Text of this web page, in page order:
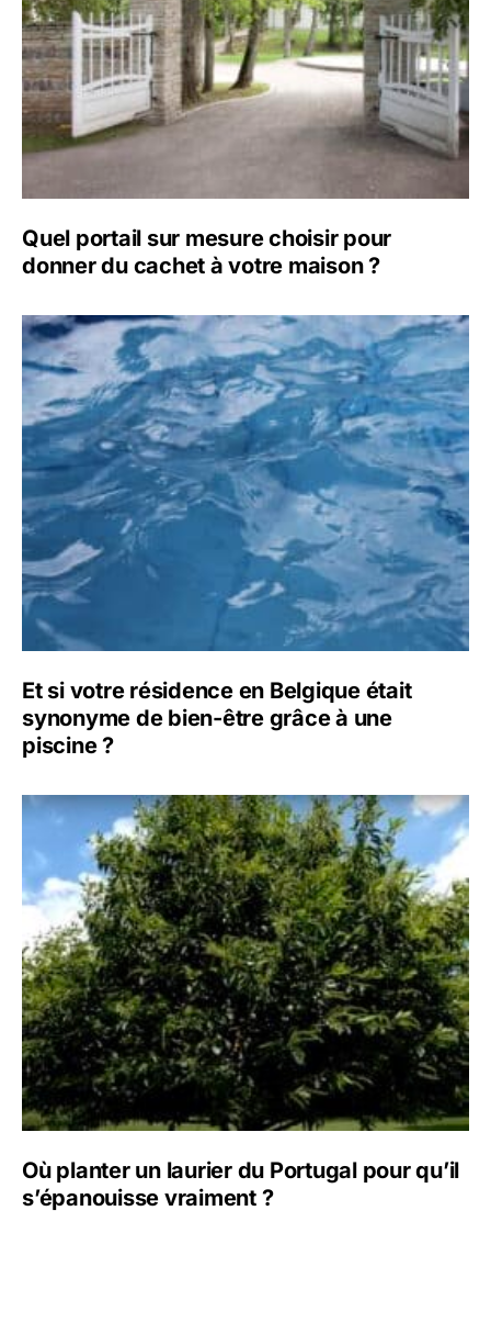
Quel portail sur mesure choisir pour
donner du cachet à votre maison ?
Et si votre résidence en Belgique était
synonyme de bien-être grâce à une
piscine ?
Où planter un laurier du Portugal pour qu’il
s’épanouisse vraiment ?